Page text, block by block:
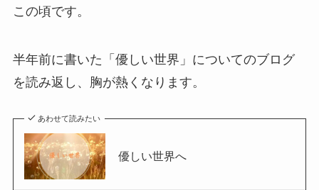
この頃です。
半年前に書いた「優しい世界」についてのブログ
を読み返し、胸が熱くなります。
あわせて読みたい
優しい世界へ